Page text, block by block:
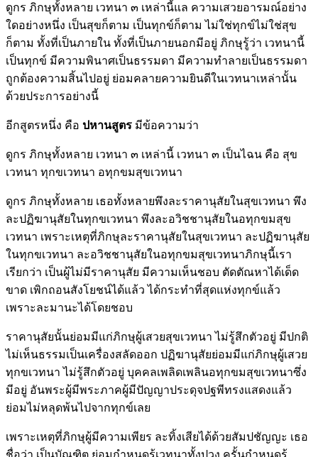
ดูกร ภิกษุทั้งหลาย เวทนา ๓ เหล่านี้แล ความเสวยอารมณ์อย่าง
ใดอย่างหนึ่ง เป็นสุขก็ตาม เป็นทุกข์ก็ตาม ไม่ใช่ทุกข์ไม่ใช่สุข
ก็ตาม ทั้งที่เป็นภายใน ทั้งที่เป็นภายนอกมีอยู่ ภิกษุรู้ว่า เวทนานี้
เป็นทุกข์ มีความพินาศเป็นธรรมดา มีความทำลายเป็นธรรมดา
ถูกต้องความสิ้นไปอยู่ ย่อมคลายความยินดีในเวทนาเหล่านั้น
ด้วยประการอย่างนี้
อีกสูตรหนึ่ง คือ ปหานสูตร มีข้อความว่า
ดูกร ภิกษุทั้งหลาย เวทนา ๓ เหล่านี้ เวทนา ๓ เป็นไฉน คือ สุข
เวทนา ทุกขเวทนา อทุกขมสุขเวทนา
ดูกร ภิกษุทั้งหลาย เธอทั้งหลายพึงละราคานุสัยในสุขเวทนา พึง
ละปฏิฆานุสัยในทุกขเวทนา พึงละอวิชชานุสัยในอทุกขมสุข
เวทนา เพราะเหตุที่ภิกษุละราคานุสัยในสุขเวทนา ละปฏิฆานุสัย
ในทุกขเวทนา ละอวิชชานุสัยในอทุกขมสุขเวทนาภิกษุนี้เรา
เรียกว่า เป็นผู้ไม่มีราคานุสัย มีความเห็นชอบ ตัดตัณหาได้เด็ด
ขาด เพิกถอนสังโยชน์ได้แล้ว ได้กระทำที่สุดแห่งทุกข์แล้ว
เพราะละมานะได้โดยชอบ
ราคานุสัยนั้นย่อมมีแก่ภิกษุผู้เสวยสุขเวทนา ไม่รู้สึกตัวอยู่ มีปกติ
ไม่เห็นธรรมเป็นเครื่องสลัดออก ปฏิฆานุสัยย่อมมีแก่ภิกษุผู้เสวย
ทุกขเวทนา ไม่รู้สึกตัวอยู่ บุคคลเพลิดเพลินอทุกขมสุขเวทนาซึ่ง
มีอยู่ อันพระผู้มีพระภาคผู้มีปัญญาประดุจปฐพีทรงแสดงแล้ว
ย่อมไม่หลุดพ้นไปจากทุกข์เลย
เพราะเหตุที่ภิกษุผู้มีความเพียร ละทิ้งเสียได้ด้วยสัมปชัญญะ เธอ
ชื่อว่า เป็นบัณฑิต ย่อมกำหนดรู้เวทนาทั้งปวง ครั้นกำหนดรู้